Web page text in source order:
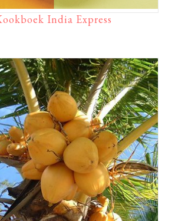
India Express